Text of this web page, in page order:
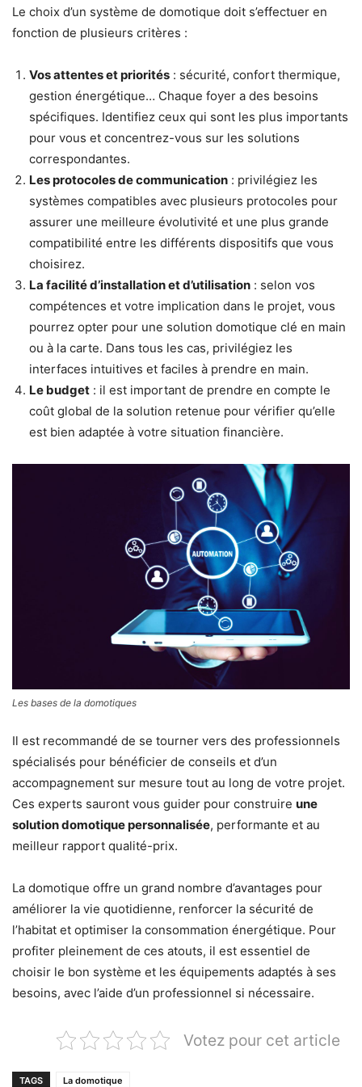
Le choix d’un système de domotique doit s’effectuer en
fonction de plusieurs critères :
Vos attentes et priorités : sécurité, confort thermique,
gestion énergétique… Chaque foyer a des besoins
spécifiques. Identifiez ceux qui sont les plus importants
pour vous et concentrez-vous sur les solutions
correspondantes.
Les protocoles de communication : privilégiez les
systèmes compatibles avec plusieurs protocoles pour
assurer une meilleure évolutivité et une plus grande
compatibilité entre les différents dispositifs que vous
choisirez.
La facilité d’installation et d’utilisation : selon vos
compétences et votre implication dans le projet, vous
pourrez opter pour une solution domotique clé en main
ou à la carte. Dans tous les cas, privilégiez les
interfaces intuitives et faciles à prendre en main.
Le budget : il est important de prendre en compte le
coût global de la solution retenue pour vérifier qu’elle
est bien adaptée à votre situation financière.
Les bases de la domotiques
Il est recommandé de se tourner vers des professionnels
spécialisés pour bénéficier de conseils et d’un
accompagnement sur mesure tout au long de votre projet.
Ces experts sauront vous guider pour construire une
solution domotique personnalisée, performante et au
meilleur rapport qualité-prix.
La domotique offre un grand nombre d’avantages pour
améliorer la vie quotidienne, renforcer la sécurité de
l’habitat et optimiser la consommation énergétique. Pour
profiter pleinement de ces atouts, il est essentiel de
choisir le bon système et les équipements adaptés à ses
besoins, avec l’aide d’un professionnel si nécessaire.
Votez pour cet article
TAGS La domotique